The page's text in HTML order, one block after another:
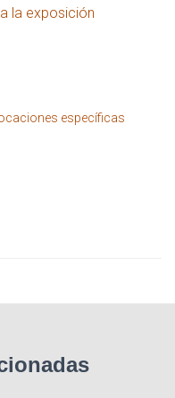
la exposición
específicas